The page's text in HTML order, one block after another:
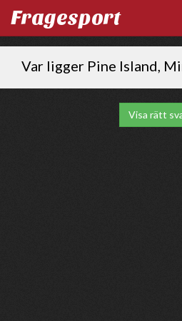
Fragesport
Var ligger Pine Island,
Visa rätt